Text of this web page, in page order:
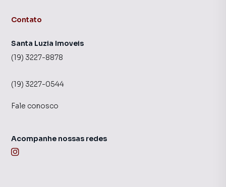
Contato
Santa Luzia Imoveis
(19) 3227-8878
(19) 3227-0544
Fale conosco
Acompanhe nossas redes